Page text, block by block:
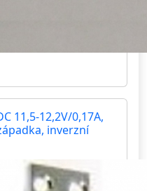
11,5-12,2V/0,17A,
inverzní